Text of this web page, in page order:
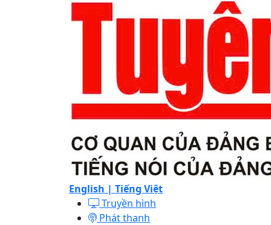
English | Tiếng Việt
Truyền hình
Phát thanh